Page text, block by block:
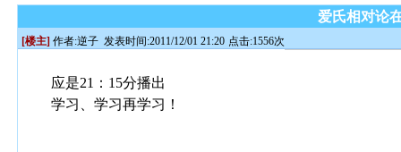
爱氏相对论
[楼主] 作者:逆子 发表时间:2011/12/01 21:20 点击:1556次
应是21：15分播出
学习、学习再学习！